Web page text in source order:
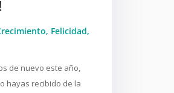
, Felicidad,
de nuevo este año,
hayas recibido de la